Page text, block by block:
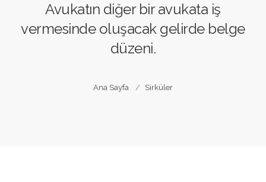
Avukatın diğer bir avukata iş
vermesinde oluşacak gelirde belge
düzeni.
Ana Sayfa Sirküler